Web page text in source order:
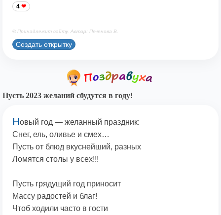
4
© Принадлежит сайту. Автор: Печенова В.
Создать открытку
Пусть 2023 желаний сбудутся в году!
Новый год — желанный праздник:
Снег, ель, оливье и смех…
Пусть от блюд вкуснейший, разных
Ломятся столы у всех!!!
Пусть грядущий год приносит
Массу радостей и благ!
Чтоб ходили часто в гости